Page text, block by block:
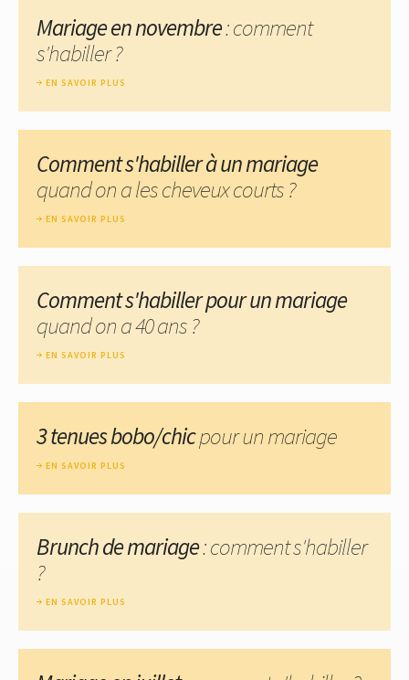
Mariage en novembre: comment
s'habiller ?
EN SAVOIR PLUS
Comment s'habiller à un mariage
quand on a les cheveux courts ?
EN SAVOIR PLUS
Comment s'habiller pour un mariage
quand on a 40 ans ?
EN SAVOIR PLUS
3 tenues bobo/chicpour un mariage
EN SAVOIR PLUS
Brunch de mariage: comment s'habiller
?
EN SAVOIR PLUS